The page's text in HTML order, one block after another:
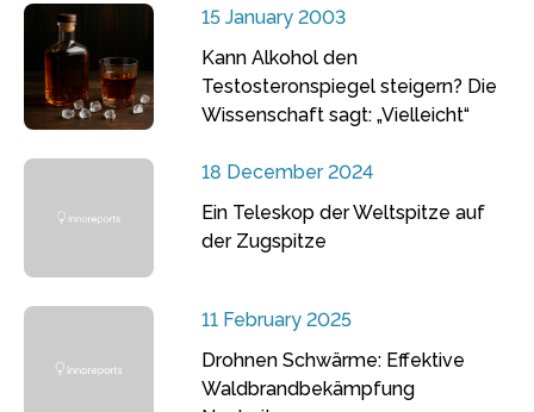
15 January 2003
Kann Alkohol den
Testosteronspiegel steigern? Die
Wissenschaft sagt: „Vielleicht“
18 December 2024
Ein Teleskop der Weltspitze auf
der Zugspitze
11 February 2025
Drohnen Schwärme: Effektive
Waldbrandbekämpfung